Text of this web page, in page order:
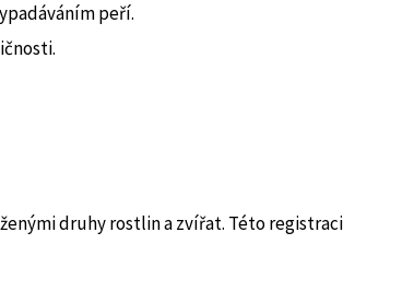
peří.
druhy rostlin a zvířat. Této registraci